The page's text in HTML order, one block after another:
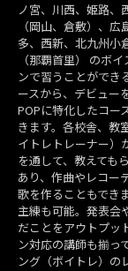
ノ宮、川西、姫路、
（岡山、倉敷）、
多、西新、北九州小
（那覇首里） のボ
ンで習うことができ
ースから、デビュー
POPに特化したコー
きます。各校舎、教
イトレトレーナー）
を通して、教えても
あり、作曲やレコー
歌を作ることもでき
主練も可能。発表会
だことをアウトプッ
ン対応の講師も揃っ
ング（ボイトレ）の